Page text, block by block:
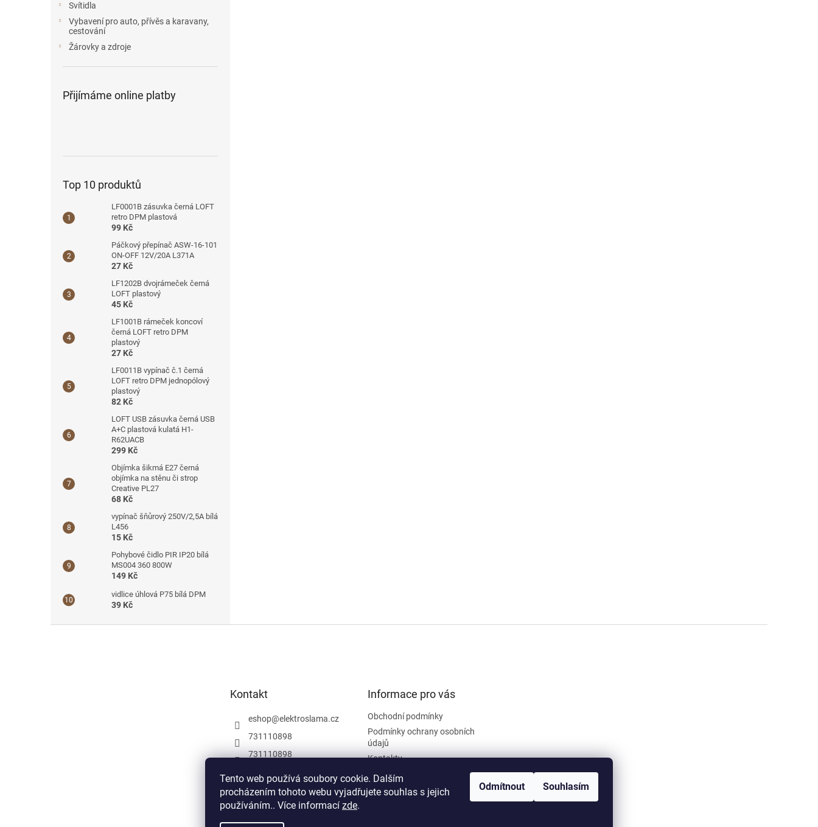
Tento web používá soubory cookie. Dalším
procházením tohoto webu vyjadřujete souhlas s jejich
používáním.. Více informací zde.
Odmítnout Souhlasím
Svítidla
Vybavení pro auto, přívěs a karavany,
cestování
Žárovky a zdroje
Přijímáme online platby
Top 10 produktů
LF0001B zásuvka černá LOFT
retro DPM plastová
99 Kč
Páčkový přepínač ASW-16-101
ON-OFF 12V/20A L371A
27 Kč
LF1202B dvojrámeček černá
LOFT plastový
45 Kč
LF1001B rámeček koncoví
černá LOFT retro DPM
plastový
27 Kč
LF0011B vypínač č.1 černá
LOFT retro DPM jednopólový
plastový
82 Kč
LOFT USB zásuvka černá USB
A+C plastová kulatá H1-
R62UACB
299 Kč
Objímka šikmá E27 černá
objímka na stěnu či strop
Creative PL27
68 Kč
vypínač šňůrový 250V/2,5A bílá
L456
15 Kč
Pohybové čidlo PIR IP20 bílá
MS004 360 800W
149 Kč
vidlice úhlová P75 bílá DPM
39 Kč
Kontakt
eshop@elektroslama.cz
731110898
731110898
a inspiraci na
elektroslama
Informace pro vás
Obchodní podmínky
Podmínky ochrany osobních
údajů
Kontakty